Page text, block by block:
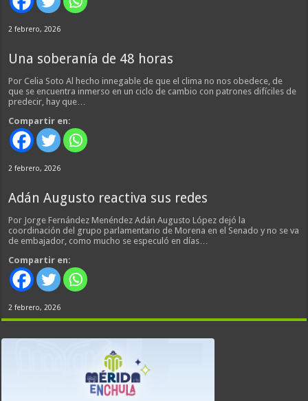
2 febrero, 2026
Una soberanía de 48 horas
Por Celia Soto Al hecho innegable de que el clima no nos obedece, de
que se encuentra inmerso en un ciclo de cambio con patrones difíciles de
predecir, hay que…
Compartir en:
2 febrero, 2026
Adán Augusto reactiva sus redes
Por Jorge Fernández Menéndez Adán Augusto López dejó la
coordinación del grupo parlamentario de Morena en el Senado y no se va
de embajador, como mucho se especuló en días…
Compartir en:
2 febrero, 2026